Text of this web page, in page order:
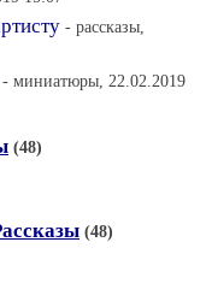
- рассказы,
- миниатюры, 22.02.2019
(48)
(48)